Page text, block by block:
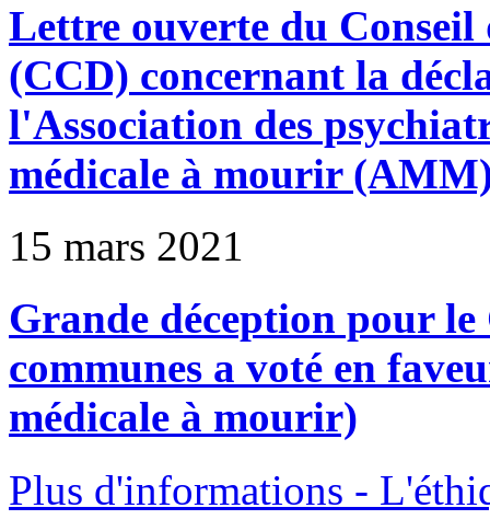
Lettre ouverte du Conseil
(CCD) concernant la
l'Association des
médicale à mourir
15 mars 2021
Grande déception pour
communes a voté en
médicale à mourir)
Plus d'informations -